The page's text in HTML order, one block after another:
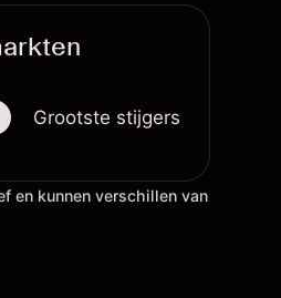
Grootste stijgers
en kunnen verschillen van